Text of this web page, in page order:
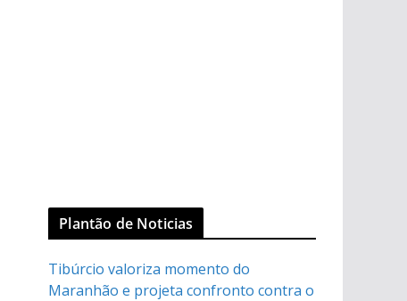
Plantão de Noticias
Tibúrcio valoriza momento do
Maranhão e projeta confronto contra o